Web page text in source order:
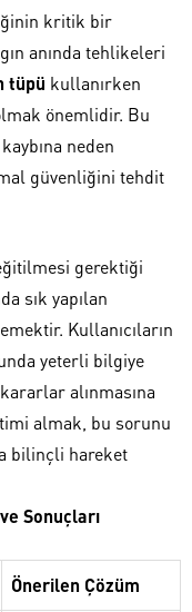
kritik bir
anında tehlikeleri
tüpü kullanırken
önemlidir. Bu
neden
güvenliğini tehdit
gerektiği
sık yapılan
Kullanıcıların
yeterli bilgiye
alınmasına
almak, bu sorunu
bilinçli hareket
Sonuçları
Önerilen Çözüm